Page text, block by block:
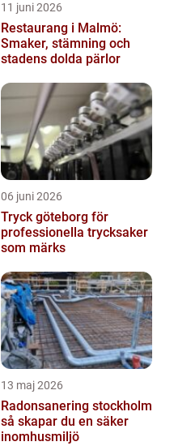
11 juni 2026
Restaurang i Malmö:
Smaker, stämning och
stadens dolda pärlor
06 juni 2026
Tryck göteborg för
professionella trycksaker
som märks
13 maj 2026
Radonsanering stockholm
så skapar du en säker
inomhusmiljö